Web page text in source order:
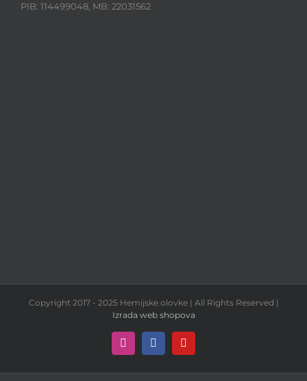
PIB: 114499048, MB: 22031562
Copyright 2017 - 2025 Hemijske olovke | All Rights Reserved |
Izrada web shopova
InstagramFacebookYouTube